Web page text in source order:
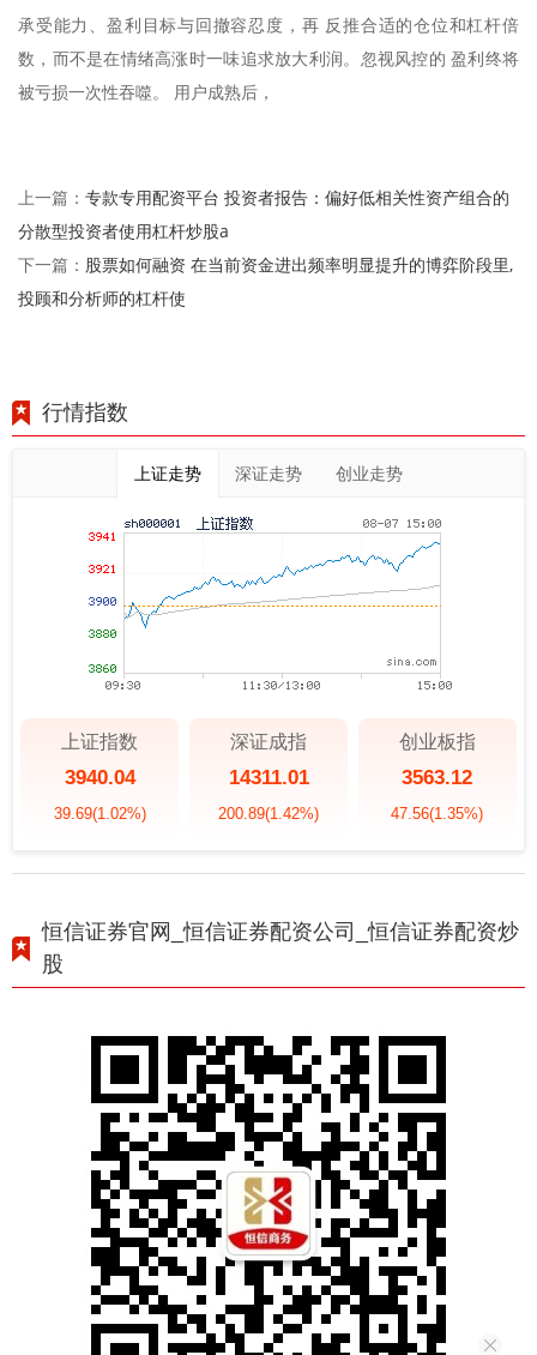
承受能力、盈利目标与回撤容忍度，再 反推合适的仓位和杠杆倍
数，而不是在情绪高涨时一味追求放大利润。忽视风控的 盈利终将
被亏损一次性吞噬。 用户成熟后，
上一篇： 专款专用配资平台 投资者报告：偏好低相关性资产组合的
分散型投资者使用杠杆炒股a
下一篇： 股票如何融资 在当前资金进出频率明显提升的博弈阶段里,
投顾和分析师的杠杆使
行情指数
上证走势 深证走势 创业走势
上证指数
3940.04
39.69(1.02%)
深证成指
14311.01
200.89(1.42%)
创业板指
3563.12
47.56(1.35%)
恒信证券官网_恒信证券配资公司_恒信证券配资炒
股